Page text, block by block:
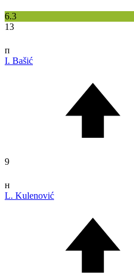
6.3
13
п
I. Bašić
9
н
L. Kulenović